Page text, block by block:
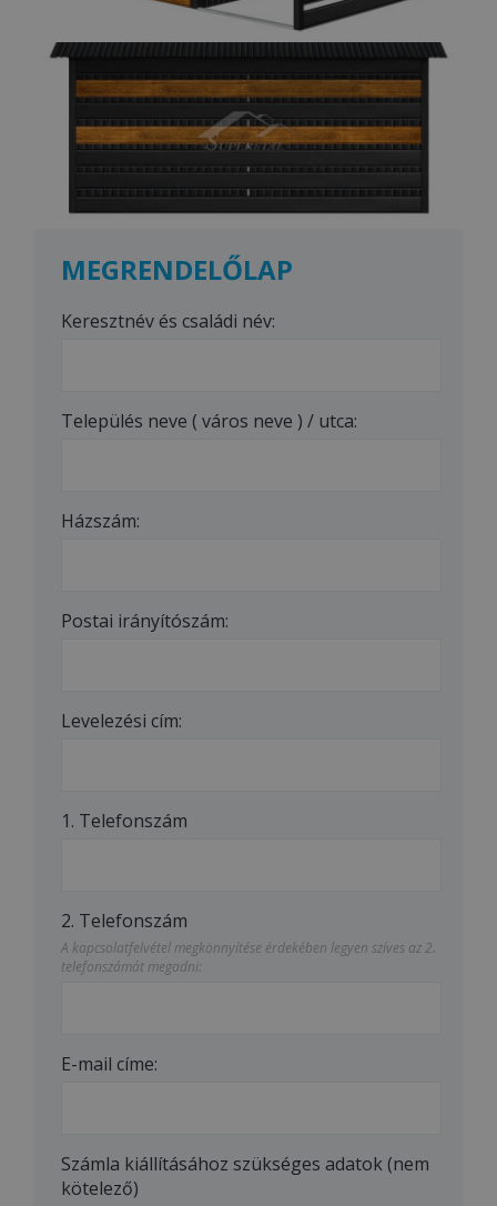
MEGRENDELŐLAP
Keresztnév és családi név:
Település neve ( város neve ) / utca:
Házszám:
Postai irányítószám:
Levelezési cím:
1. Telefonszám
2. Telefonszám
A kapcsolatfelvétel megkönnyítése érdekében legyen szíves az 2.
telefonszámát megadni:
E-mail címe:
Számla kiállításához szükséges adatok (nem
kötelező)